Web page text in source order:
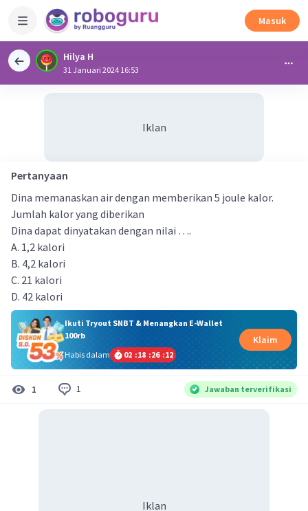
Masuk
Hilya H
31 Januari 2024 16:53
Iklan
Pertanyaan
Dina memanaskan air dengan memberikan 5 joule kalor.
Jumlah kalor yang diberikan
Dina dapat dinyatakan dengan nilai ….
A. 1,2 kalori
B. 4,2 kalori
C. 21 kalori
D. 42 kalori
Ikuti Tryout SNBT & Menangkan E-Wallet
100rb
Habis dalam
02 :18 :26 :12
Klaim
1 1 Jawaban terverifikasi
Iklan